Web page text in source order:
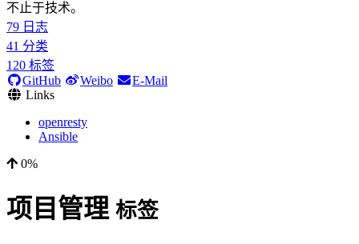
不止于技术。
79 日志
41 分类
120 标签
GitHub
Weibo
E-Mail
Links
openresty
Ansible
0%
项目管理 标签